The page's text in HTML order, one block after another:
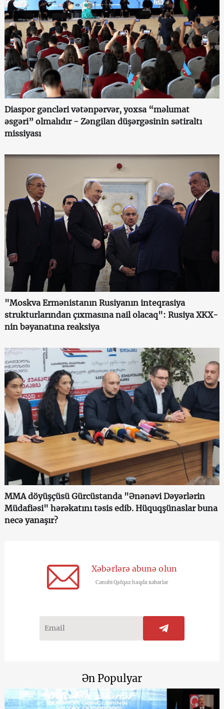
Diaspor gəncləri vətənpərvər, yoxsa “məlumat
əsgəri” olmalıdır - Zəngilan düşərgəsinin sətiraltı
missiyası
"Moskva Ermənistanın Rusiyanın inteqrasiya
strukturlarından çıxmasına nail olacaq": Rusiya XKX-
nin bəyanatına reaksiya
MMA döyüşçüsü Gürcüstanda "Ənənəvi Dəyərlərin
Müdafiəsi" hərəkatını təsis edib. Hüquqşünaslar buna
necə yanaşır?
Xəbərlərə abunə olun
Cənubi Qafqaz haqda xəbərlər
Ən Populyar